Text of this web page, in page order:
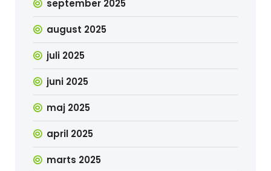
september 2025
august 2025
juli 2025
juni 2025
maj 2025
april 2025
marts 2025